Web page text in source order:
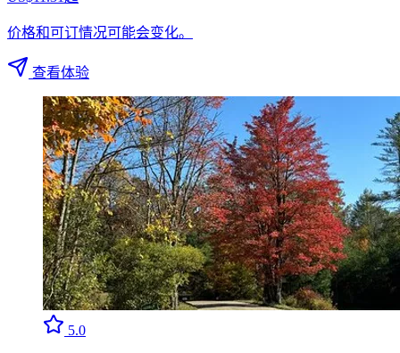
价格和可订情况可能会变化。
查看体验
5.0